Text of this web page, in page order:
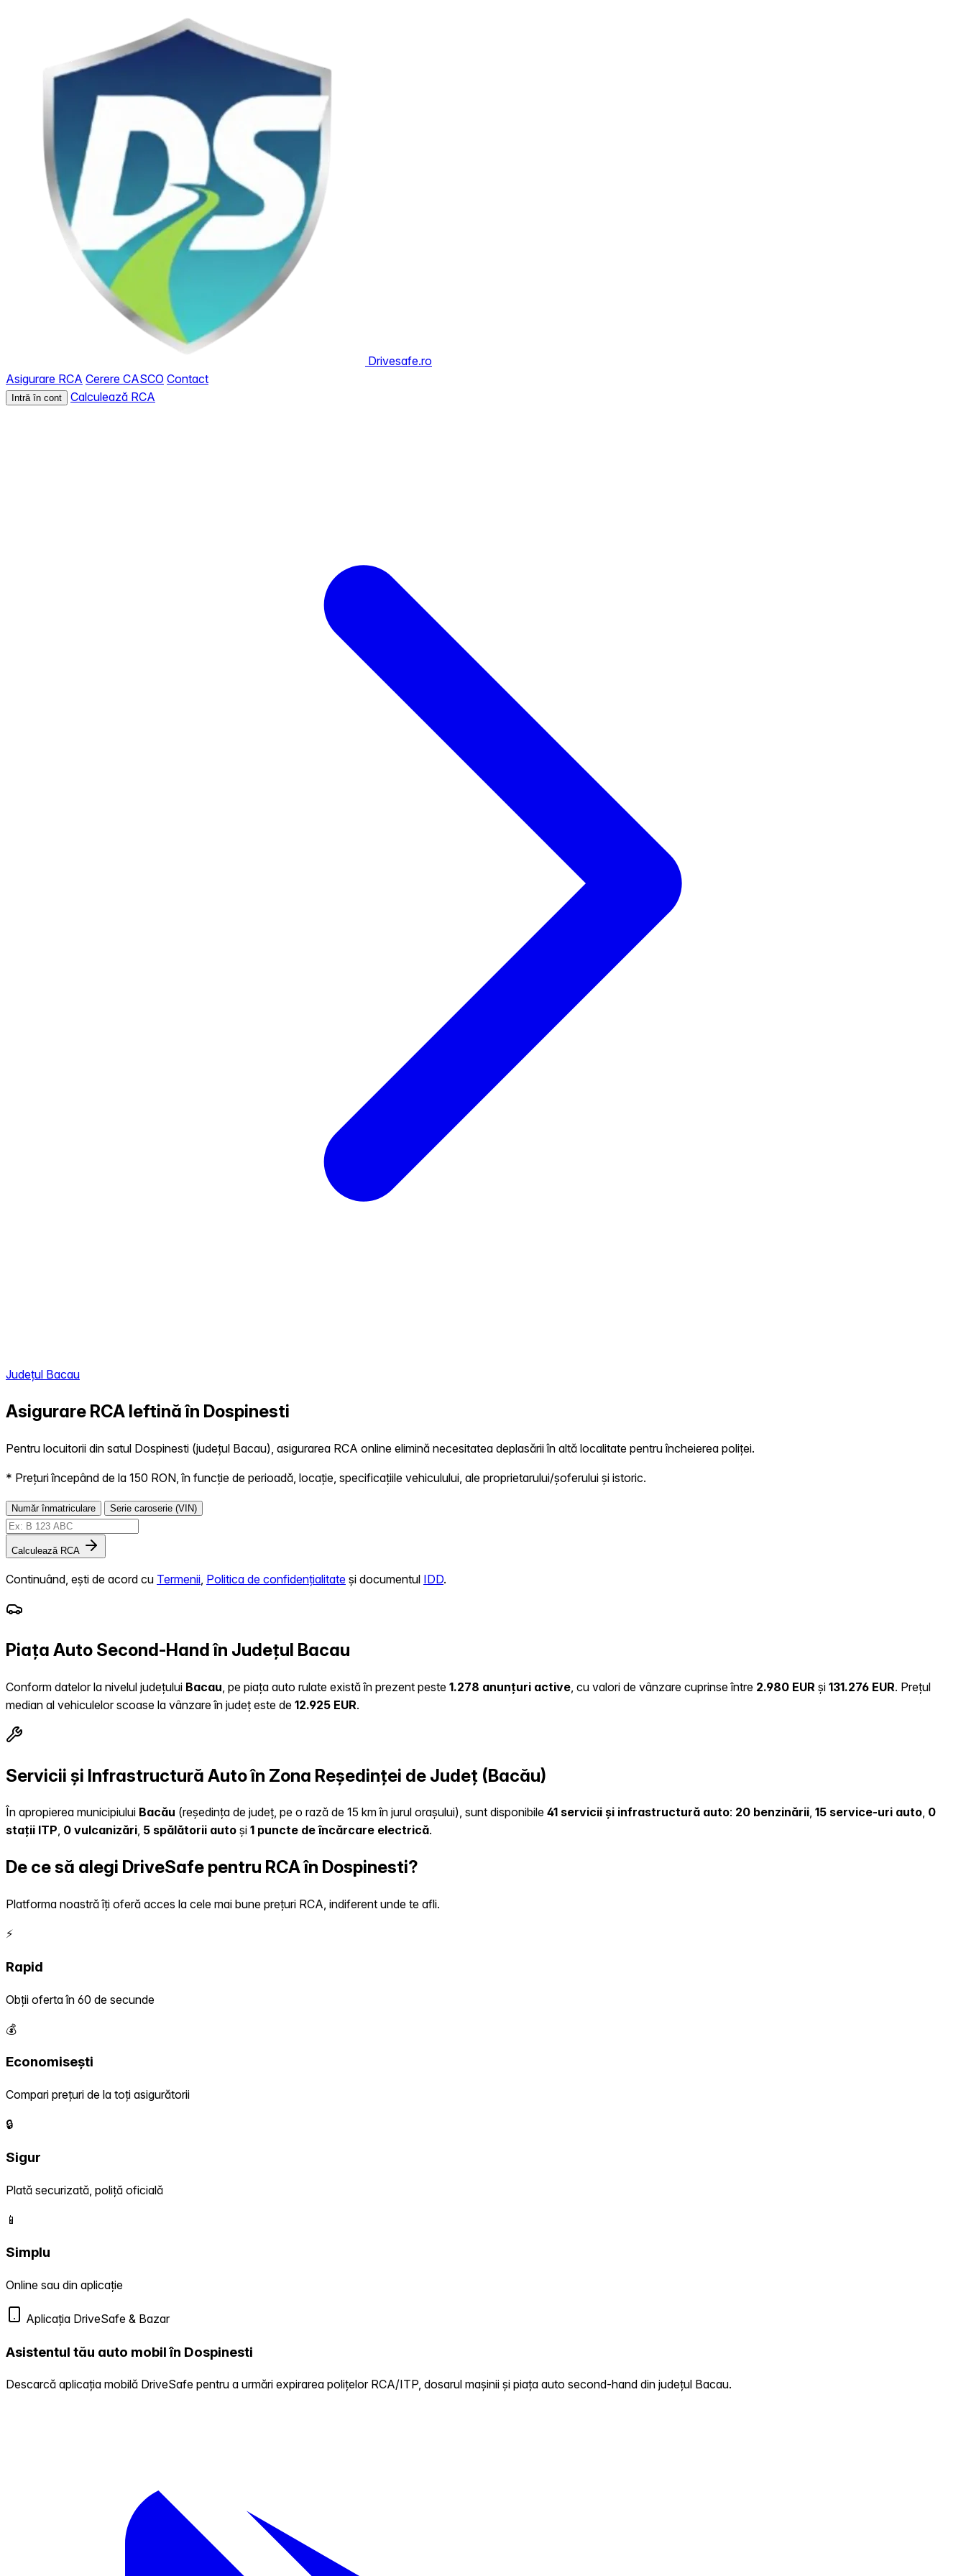
Drivesafe.ro
Asigurare RCA Cerere CASCO Contact
Intră în cont Calculează RCA
Județul Bacau
Asigurare RCA Ieftină în Dospinesti
Pentru locuitorii din satul Dospinesti (județul Bacau), asigurarea RCA online elimină necesitatea deplasării în altă localitate pentru încheierea poliței.
* Prețuri începând de la 150 RON, în funcție de perioadă, locație, specificațiile vehiculului, ale proprietarului/șoferului și istoric.
Număr înmatriculare Serie caroserie (VIN)
Calculează RCA
Continuând, ești de acord cu Termenii Politica de confidențialitate și documentul IDD.
Piața Auto Second-Hand în Județul Bacau
Conform datelor la nivelul județului Bacau , pe piața auto rulate există în prezent peste 1.278 anunțuri active , cu valori de vânzare cuprinse între 2.980 EUR și 131.276 EUR. Prețul
median al vehiculelor scoase la vânzare în județ este de 12.925 EUR.
Servicii și Infrastructură Auto în Zona Reședinței de Județ (Bacău)
În apropierea municipiului Bacău (reședința de județ, pe o rază de 15 km în jurul orașului), sunt disponibile 41 servicii și infrastructură auto: 20 benzinării, 15 service-uri auto, 0
stații ITP, 0 vulcanizări, 5 spălătorii auto și 1 puncte de încărcare electrică.
De ce să alegi DriveSafe pentru RCA în Dospinesti?
Platforma noastră îți oferă acces la cele mai bune prețuri RCA, indiferent unde te afli.
⚡
Rapid
Obții oferta în 60 de secunde
💰
Economisești
Compari prețuri de la toți asigurătorii
🔒
Sigur
Plată securizată, poliță oficială
📱
Simplu
Online sau din aplicație
Aplicația DriveSafe & Bazar
Asistentul tău auto mobil în Dospinesti
Descarcă aplicația mobilă DriveSafe pentru a urmări expirarea polițelor RCA/ITP, dosarul mașinii și piața auto second-hand din județul Bacau.